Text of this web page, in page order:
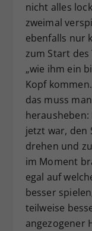
nicht alles
zweimal
ebenfalls nur
zum Start des
„wie ihm ein
Kopf
das muss
herausheben:
jetzt war, den
drehen und
im Moment
egal auf
besser
teilweise
angezogener